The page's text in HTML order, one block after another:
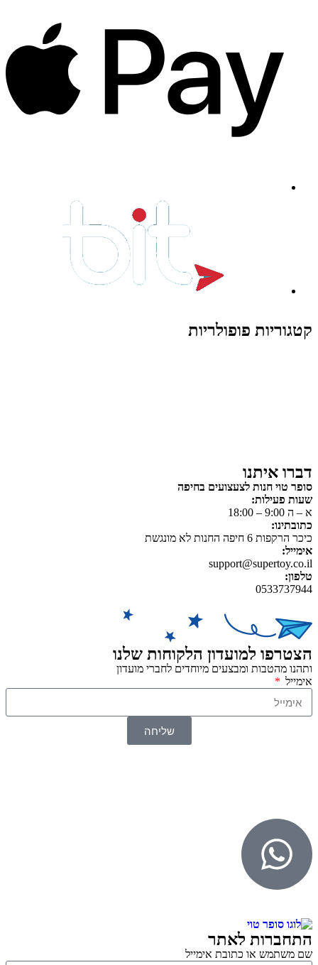
קטגוריות פופולריות
דברו איתנו
סופר טוי חנות לצעצועים בחיפה
שעות פעילות:
א – ה 9:00 – 18:00
כתובתינו:
כיכר הרקפות 6 חיפה החנות לא מונגשת
אימייל:
support@supertoy.co.il
טלפון:
0533737944
הצטרפו למועדון הלקוחות שלנו
ותהנו מהטבות ומבצעים מיוחדים לחברי מועדון
אימייל
שליחה
התחברות לאתר
שם משתמש או כתובת אימייל